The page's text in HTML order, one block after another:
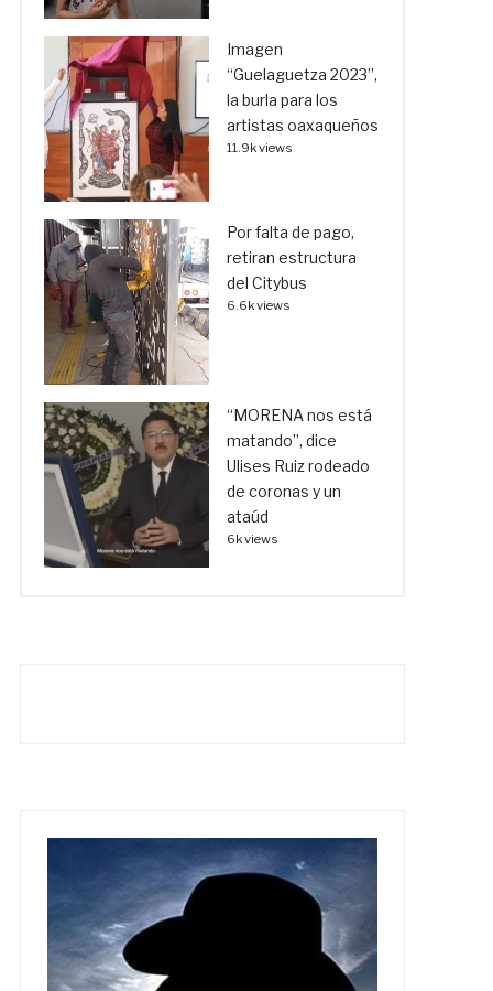
Imagen
“Guelaguetza 2023”,
la burla para los
artistas oaxaqueños
11.9k views
Por falta de pago,
retiran estructura
del Citybus
6.6k views
“MORENA nos está
matando”, dice
Ulises Ruiz rodeado
de coronas y un
ataúd
6k views